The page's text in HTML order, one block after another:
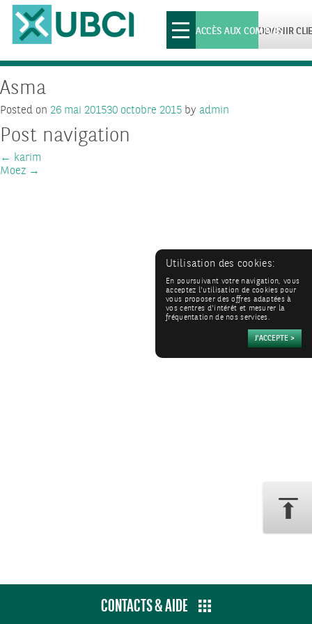
Toggle
navigationDEVENIR
ACCÈS AUX COMPTES
Asma
Posted on 26 mai 201530 octobre 2015 by admin
Post navigation
← karim
Moez →
CONTACTS & AIDE
Utilisation des cookies:
En poursuivant votre navigation, vous
acceptez l'utilisation de cookies pour
vous proposer des offres adaptées à
vos centres d'intérêt et mesurer la
fréquentation de nos services.